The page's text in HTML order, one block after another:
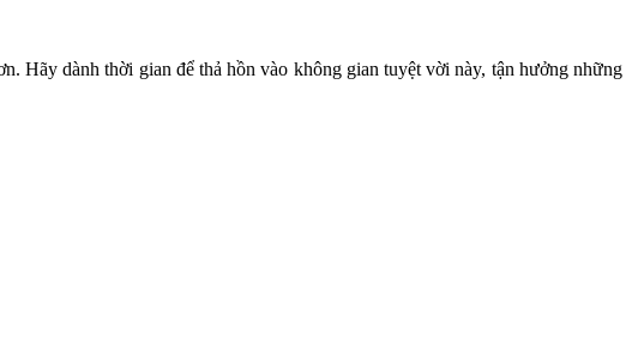
Hãy dành thời gian để thả hồn vào không gian tuyệt vời này, tận hưởng những